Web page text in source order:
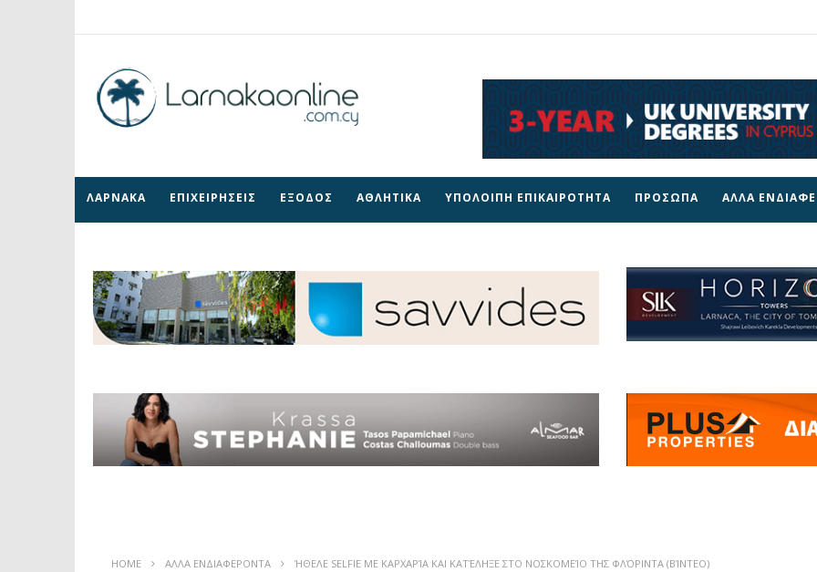
ΛΑΡΝΑΚΑ ΕΠΙΧΕΙΡΗΣΕΙΣ ΕΞΟΔΟΣ ΑΘΛΗΤΙΚΑ ΥΠΟΛΟΙΠΗ ΕΠΙΚΑΙΡΟΤΗΤΑ ΠΡΟΣΩΠΑ ΑΛΛΑ
HOME ΑΛΛΑ ΕΝΔΙΑΦΕΡΟΝΤΑ ΉΘΕΛΕ SELFIE ΜΕ ΚΑΡΧΑΡΊΑ ΚΑΙ ΚΑΤΈΛΗΞΕ ΣΤΟ ΝΟΣΚΟΜΕΊΟ ΤΗΣ ΦΛΌΡΙΝΤΑ (ΒΊΝΤΕΟ)